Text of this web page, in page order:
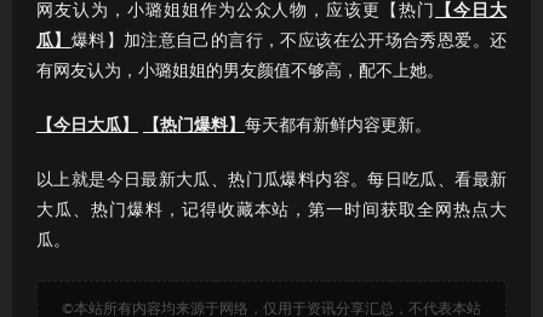
网友认为，小璐姐姐作为公众人物，应该更【热门
【今日大
瓜】 爆料】加注意自己的言行，不应该在公开场合秀恩爱。还
有网友认为，小璐姐姐的男友颜值不够高，配不上她。
【今日大瓜】 【热门爆料】 每天都有新鲜内容更新。
以上就是今日最新大瓜、热门瓜爆料内容。每日吃瓜、看最新
大瓜、热门爆料，记得收藏本站，第一时间获取全网热点大
瓜。
©本站所有内容均来源于网络，仅用于资讯分享汇总，不代表本站